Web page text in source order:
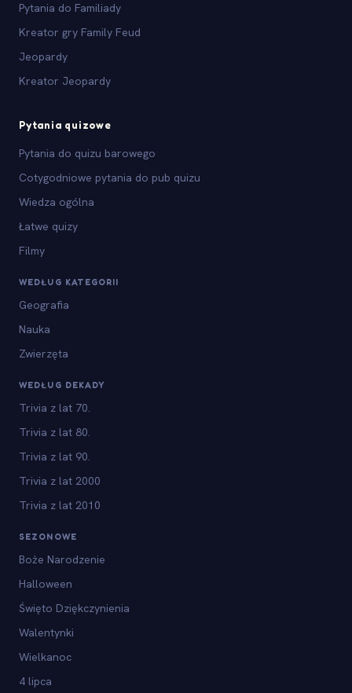
Pytania do Familiady
Kreator gry Family Feud
Jeopardy
Kreator Jeopardy
Pytania quizowe
Pytania do quizu barowego
Cotygodniowe pytania do pub quizu
Wiedza ogólna
Łatwe quizy
Filmy
WEDŁUG KATEGORII
Geografia
Nauka
Zwierzęta
WEDŁUG DEKADY
Trivia z lat 70.
Trivia z lat 80.
Trivia z lat 90.
Trivia z lat 2000
Trivia z lat 2010
SEZONOWE
Boże Narodzenie
Halloween
Święto Dziękczynienia
Walentynki
Wielkanoc
4 lipca